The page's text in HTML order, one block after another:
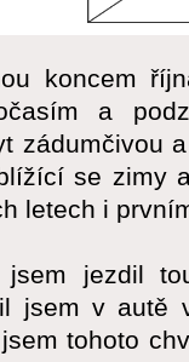
koncem
a
zádumčivou
se zimy
letech i
jsem jezdil
jsem v autě
jsem tohoto